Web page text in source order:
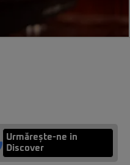
Urmărește-ne in
Discover